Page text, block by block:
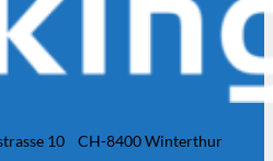
10 CH-8400 Winterthur